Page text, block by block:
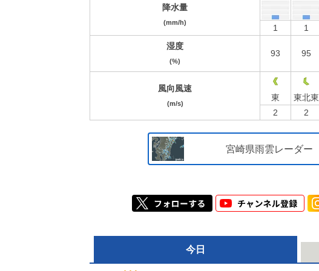
降水量
(mm/h)
1 1
湿度
(%)
93 95
風向風速
(m/s)
東 東北東
2
2
宮崎県雨雲レーダー
今日